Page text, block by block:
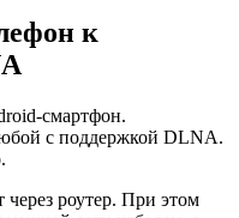
к
смартфон.
с поддержкой DLNA.
через роутер. При этом